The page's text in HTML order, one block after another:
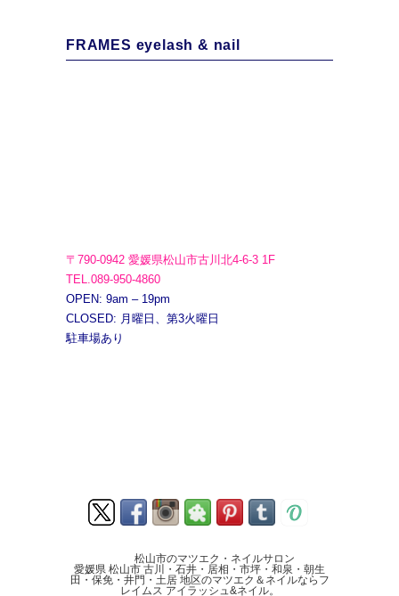
FRAMES eyelash & nail
〒790-0942 愛媛県松山市古川北4-6-3 1F
TEL.089-950-4860
OPEN: 9am – 19pm
CLOSED: 月曜日、第3火曜日
駐車場あり
松山市のマツエク・ネイルサロン
愛媛県 松山市 古川・石井・居相・市坪・和泉・朝生
田・保免・井門・土居 地区のマツエク＆ネイルならフ
レイムス アイラッシュ&ネイル。